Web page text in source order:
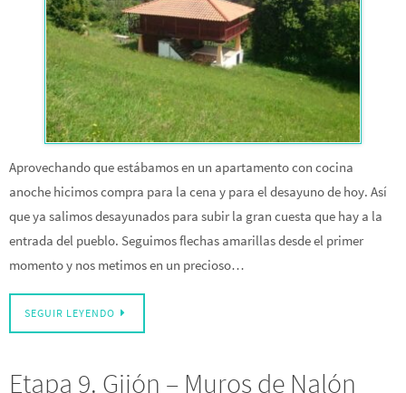
Aprovechando que estábamos en un apartamento con cocina
anoche hicimos compra para la cena y para el desayuno de hoy. Así
que ya salimos desayunados para subir la gran cuesta que hay a la
entrada del pueblo. Seguimos flechas amarillas desde el primer
momento y nos metimos en un precioso…
SEGUIR LEYENDO
Etapa 9. Gijón – Muros de Nalón